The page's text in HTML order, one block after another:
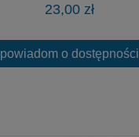
23,00 zł
powiadom o dostępności